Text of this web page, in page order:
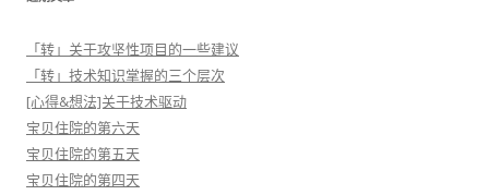
「转」关于攻坚性项目的一些建议
「转」技术知识掌握的三个层次
[心得&想法]关于技术驱动
宝贝住院的第六天
宝贝住院的第五天
宝贝住院的第四天